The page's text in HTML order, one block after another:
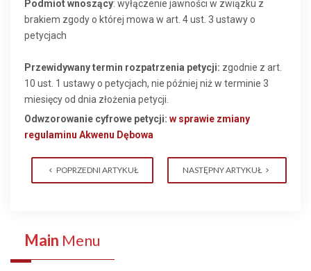
Podmiot wnoszący: wyłączenie jawności w związku z
brakiem zgody o której mowa w art. 4 ust. 3 ustawy o
petycjach
Przewidywany termin rozpatrzenia petycji: zgodnie z art.
10 ust. 1 ustawy o petycjach, nie później niż w terminie 3
miesięcy od dnia złożenia petycji.
Odwzorowanie cyfrowe petycji: w sprawie zmiany
regulaminu Akwenu Dębowa
POPRZEDNI ARTYKUŁ NASTĘPNY ARTYKUŁ
Main Menu